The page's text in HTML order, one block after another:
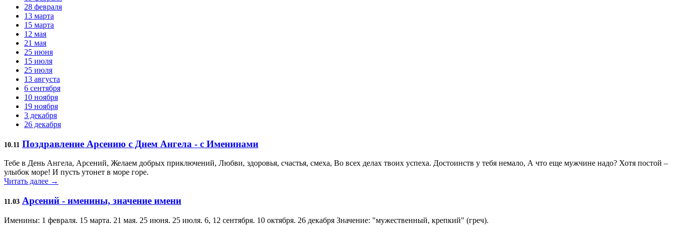
28 февраля
13 марта
15 марта
12 мая
21 мая
25 июня
15 июля
25 июля
13 августа
6 сентября
10 ноября
19 ноября
3 декабря
26 декабря
10.11 Поздравление Арсению с Днем Ангела - с Именинами
Тебе в День Ангела, Арсений, Желаем добрых приключений, Любви, здоровья, счастья, смеха, Во всех делах твоих успеха. Достоинств у тебя немало, А что еще мужчине надо? Хотя постой –
улыбок море! И пусть утонет в море горе.
Читать далее →
11.03 Арсений - именины, значение имени
Именины: 1 февраля. 15 марта. 21 мая. 25 июня. 25 июля. 6, 12 сентября. 10 октября. 26 декабря Значение: "мужественный, крепкий" (греч).